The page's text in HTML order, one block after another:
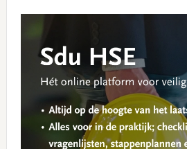
Primary
Sidebar